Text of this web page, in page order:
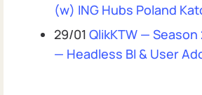
(w) ING Hubs Poland
29/01 QlikKTW — Season
— Headless BI & User